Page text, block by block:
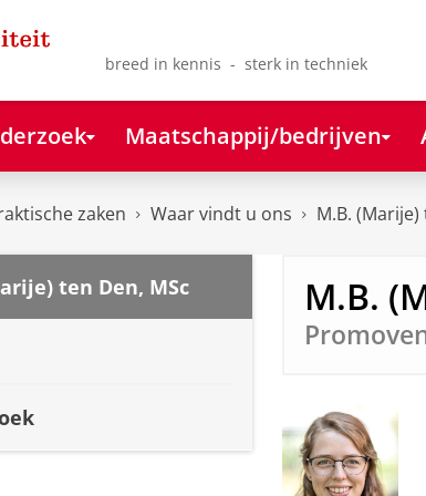
breed in kennis - sterk in techniek
Maatschappij/bedrijven
zaken Waar vindt u ons M.B. (Marije)
ten Den, MSc M.B.